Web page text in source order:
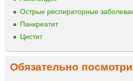
Острые респираторные
Панкреатит
Цистит
Обязательно